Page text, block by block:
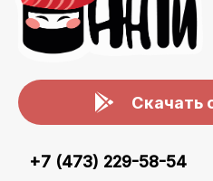
Скачать
+7 (473) 229-58-54